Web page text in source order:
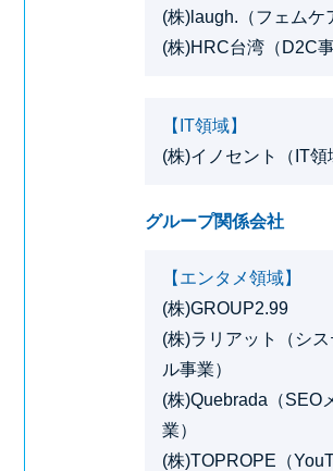
(株)laugh.（フェムケ
(株)HRC台湾（D2C事
【IT領域】
(株)イノセント（IT領
グループ関係会社
【エンタメ領域】
(株)GROUP2.99
(株)ラリアット（シ
ル事業）
(株)Quebrada（SEO
業）
(株)TOPROPE（